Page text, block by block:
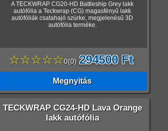
A TECKWRAP CG20-HD Battleship Grey lakk
autófólia a Teckwrap (CG) magasfényű lakk
autófóliák csatahajó szürke, megjelenésű 3D
autófólia terméke.
☆☆☆☆☆0(0) 294500 Ft
Megnyitás
TECKWRAP CG24-HD Lava Orange
lakk autófólia